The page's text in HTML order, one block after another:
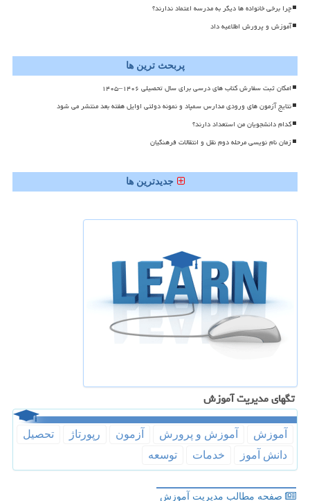
چرا برخی خانواده ها دیگر به مدرسه اعتماد ندارند؟
آموزش و پرورش اطلاعیه داد
پربحث ترین ها
امکان ثبت سفارش کتاب های درسی برای سال تحصیلی ۱۴۰۶–۱۴۰۵
نتایج آزمون های ورودی مدارس سمپاد و نمونه دولتی اوایل هفته بعد منتشر می شود
کدام دانشجویان من استعداد دارند؟
زمان نام نویسی مرحله دوم نقل و انتقالات فرهنگیان
جدیدترین ها
تگهای مدیریت آموزش
آموزش آموزش و پرورش آزمون رپورتاژ
تحصیل
دانش آموز
خدمات توسعه
صفحه مطالب مدیریت آموزش